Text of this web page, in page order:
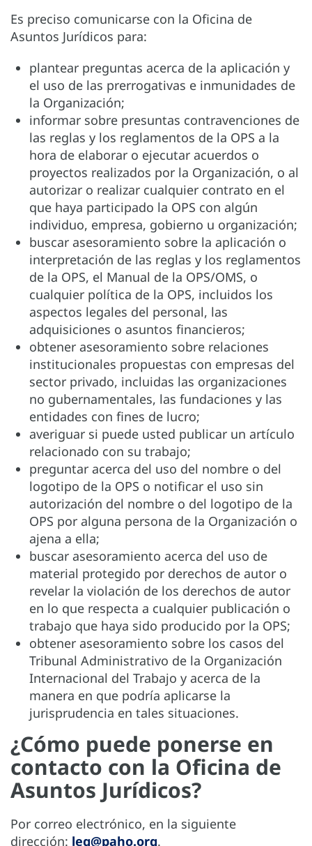
Es preciso comunicarse con la Oficina de
Asuntos Jurídicos para:
plantear preguntas acerca de la aplicación y
el uso de las prerrogativas e inmunidades de
la Organización;
informar sobre presuntas contravenciones de
las reglas y los reglamentos de la OPS a la
hora de elaborar o ejecutar acuerdos o
proyectos realizados por la Organización, o al
autorizar o realizar cualquier contrato en el
que haya participado la OPS con algún
individuo, empresa, gobierno u organización;
buscar asesoramiento sobre la aplicación o
interpretación de las reglas y los reglamentos
de la OPS, el Manual de la OPS/OMS, o
cualquier política de la OPS, incluidos los
aspectos legales del personal, las
adquisiciones o asuntos financieros;
obtener asesoramiento sobre relaciones
institucionales propuestas con empresas del
sector privado, incluidas las organizaciones
no gubernamentales, las fundaciones y las
entidades con fines de lucro;
averiguar si puede usted publicar un artículo
relacionado con su trabajo;
preguntar acerca del uso del nombre o del
logotipo de la OPS o notificar el uso sin
autorización del nombre o del logotipo de la
OPS por alguna persona de la Organización o
ajena a ella;
buscar asesoramiento acerca del uso de
material protegido por derechos de autor o
revelar la violación de los derechos de autor
en lo que respecta a cualquier publicación o
trabajo que haya sido producido por la OPS;
obtener asesoramiento sobre los casos del
Tribunal Administrativo de la Organización
Internacional del Trabajo y acerca de la
manera en que podría aplicarse la
jurisprudencia en tales situaciones.
¿Cómo puede ponerse en
contacto con la Oficina de
Asuntos Jurídicos?
Por correo electrónico, en la siguiente
dirección: leg@paho.org.